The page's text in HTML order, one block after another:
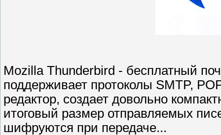
Mozilla Thunderbird - бесплатный
поддерживает протоколы SMTP,
редактор, создает довольно
итоговый размер отправляемых
шифруются при передаче...